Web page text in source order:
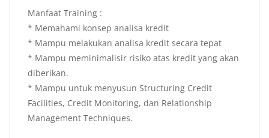
Manfaat Training :
* Memahami konsep analisa kredit
* Mampu melakukan analisa kredit secara tepat
* Mampu meminimalisir risiko atas kredit yang akan
diberikan.
* Mampu untuk menyusun Structuring Credit
Facilities, Credit Monitoring, dan Relationship
Management Techniques.